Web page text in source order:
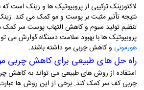
لاکتوزینک ترکیبی از پروبیوتیک ها و زینک است که
نتیجه تأثیر مثبت بر پوست و مو کمک می کند.
تنظیم تولید سبوم و کاهش التهاب پوست سر
پروبیوتیک ها با بهبود سلامت دستگاه گوارش می
هورمونی و کاهش چربی مو داشته باشند.
راه حل های طبیعی برای کاهش چربی
استفاده از روش های طبیعی می تواند به کاهش
چربی کف سر کمک کند. برخی از این روش ها عبارت